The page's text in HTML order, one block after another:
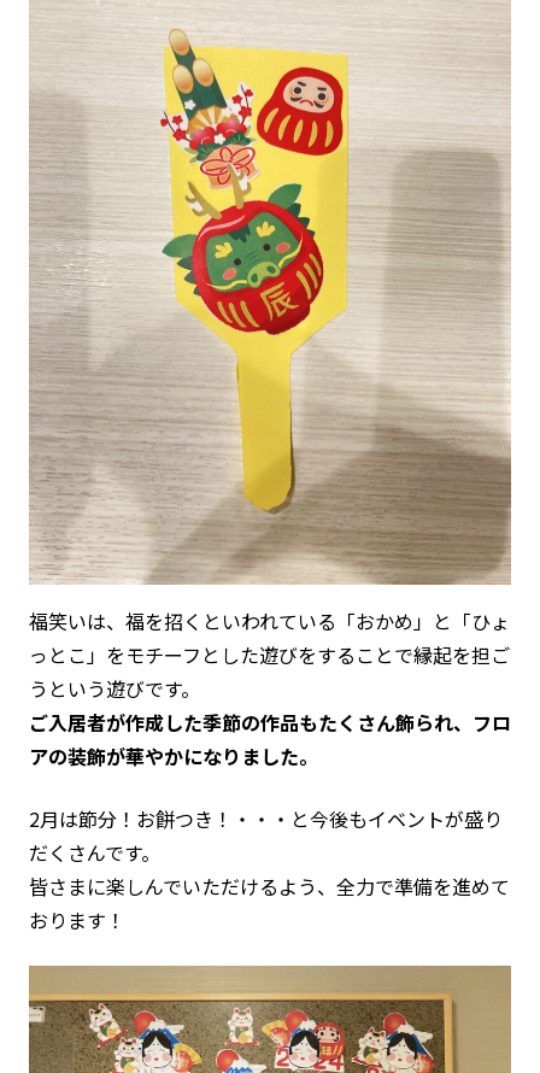
福笑いは、福を招くといわれている「おかめ」と「ひょ
っとこ」をモチーフとした遊びをすることで縁起を担ご
うという遊びです。
ご入居者が作成した季節の作品もたくさん飾られ、フロ
アの装飾が華やかになりました。
2月は節分！お餅つき！・・・と今後もイベントが盛り
だくさんです。
皆さまに楽しんでいただけるよう、全力で準備を進めて
おります！